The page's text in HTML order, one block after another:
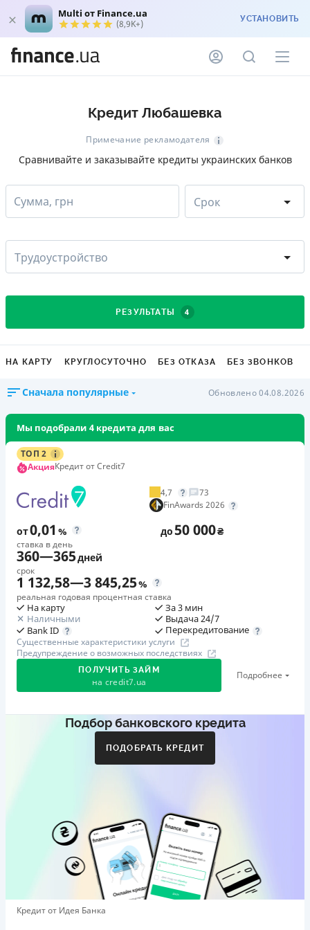
Multi от Finance.ua
(8,9K+) УСТАНОВИТЬ
Кредит Любашевка
Примечание рекламодателя
Сравнивайте и заказывайте кредиты украинских банков
Сумма, грн Срок
Трудоустройство
РЕЗУЛЬТАТЫ 4
НА КАРТУ КРУГЛОСУТОЧНО БЕЗ ОТКАЗА БЕЗ ЗВОНКОВ
Сначала популярные Обновлено 04.08.2026
Мы подобрали 4 кредита для вас
ТОП 2
АкцияКредит от Credit7
4,7
73
FinAwards 2026
от0,01 %
ставка в день
до50 000₴
360—365дней
срок
1 132,58—3 845,25%
реальная годовая процентная ставка
На карту
Наличными
Bank ID
За 3 мин
Выдача 24/7
Перекредитование
Существенные характеристики услуги
Предупреждение о возможных последствиях
ПОЛУЧИТЬ ЗАЙМ
на credit7.ua
Подробнее
Акция: «Кешбэк за друга»
друг регистрируется и получает первый кредит (от
Бронзовый призер FinAwards 2026 «Лучшая программа
лояльности»
Первый займ
от 0,01%/день до 30 000 ₴
Повторный займ
Подбор банковского кредита
ПОДОБРАТЬ КРЕДИТ
Кредит от Идея Банка